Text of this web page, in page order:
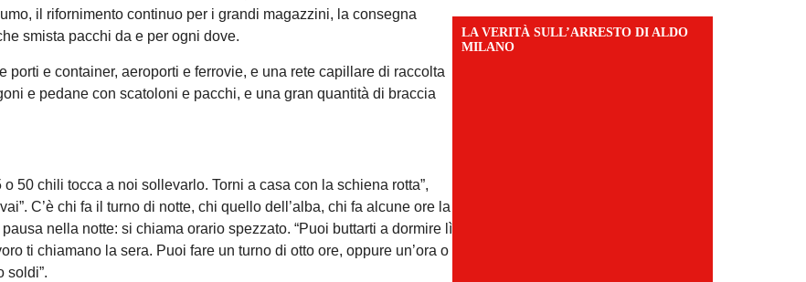
il rifornimento continuo per i grandi magazzini, la consegna
smista pacchi da e per ogni dove.
porti e container, aeroporti e ferrovie, e una rete capillare di raccolta
e pedane con scatoloni e pacchi, e una gran quantità di braccia
50 chili tocca a noi sollevarlo. Torni a casa con la schiena rotta”,
C’è chi fa il turno di notte, chi quello dell’alba, chi fa alcune ore la
nella notte: si chiama orario spezzato. “Puoi buttarti a dormire lì
ti chiamano la sera. Puoi fare un turno di otto ore, oppure un’ora o
soldi”.
LA VERITÀ SULL’ARRESTO DI ALDO
MILANO